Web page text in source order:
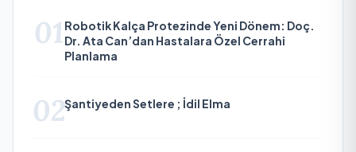
01 Robotik Kalça Protezinde Yeni Dönem: Doç.
Dr. Ata Can’dan Hastalara Özel Cerrahi
Planlama
02Şantiyeden Setlere ; İdil Elma